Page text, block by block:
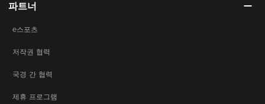
파트너
e스포츠
저작권 협력
국경 간 협력
제휴 프로그램